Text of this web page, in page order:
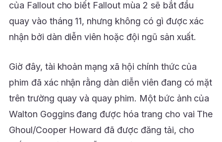
của Fallout cho biết Fallout mùa 2 sẽ bắt đầu
quay vào tháng 11, nhưng không có gì được xác
nhận bởi dàn diễn viên hoặc đội ngũ sản xuất.
Giờ đây, tài khoản mạng xã hội chính thức của
phim đã xác nhận rằng dàn diễn viên đang có mặt
trên trường quay và quay phim. Một bức ảnh của
Walton Goggins đang được hóa trang cho vai The
Ghoul/Cooper Howard đã được đăng tải, cho